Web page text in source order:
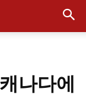
나다에